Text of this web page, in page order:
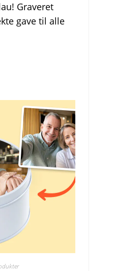
Graveret
gave til alle